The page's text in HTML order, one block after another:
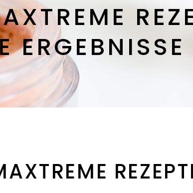
ERGEBNISSE